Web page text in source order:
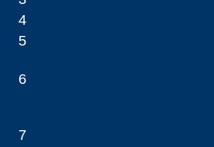
4
5
6
7